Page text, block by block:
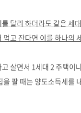
달리 하더라도 같은 세
고 잔다면 이를 하나의
살면서 1세대 2 주택
팔 때는 양도소득세를